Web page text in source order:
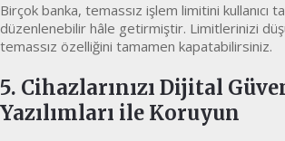
Birçok banka, temassız işlem limitini kullanıcı
düzenlenebilir hâle getirmiştir. Limitlerinizi
temassız özelliğini tamamen kapatabilirsiniz.
5. Cihazlarınızı Dijital
Yazılımları ile Koruyun